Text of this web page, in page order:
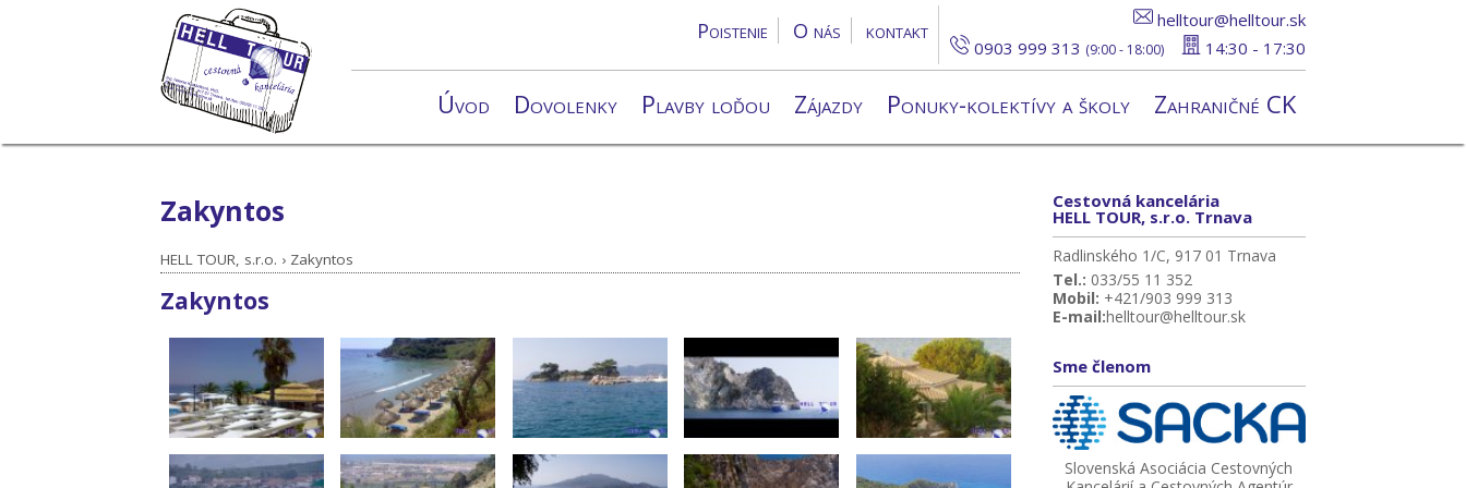
helltour@helltour.sk
0903 999 313 (9:00 - 18:00) 14:30 - 17:30
Poistenie O nás kontakt
Úvod Dovolenky Plavby loďou Zájazdy Ponuky-kolektívy a školy Zahraničné CK
Zakyntos
HELL TOUR, s.r.o. › Zakyntos
Zakyntos
Cestovná kancelária
HELL TOUR, s.r.o. Trnava
Radlinského 1/C, 917 01 Trnava
Tel.: 033/55 11 352
Mobil: +421/903 999 313
E-mail:helltour@helltour.sk
Sme členom
Slovenská Asociácia Cestovných